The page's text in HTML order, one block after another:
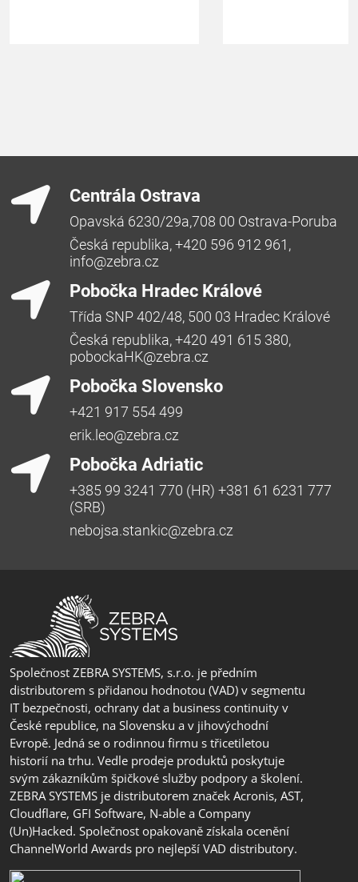
Centrála Ostrava
Opavská 6230/29a,708 00 Ostrava-Poruba
Česká republika, +420 596 912 961,
info@zebra.cz
Pobočka Hradec Králové
Třída SNP 402/48, 500 03 Hradec Králové
Česká republika, +420 491 615 380,
pobockaHK@zebra.cz
Pobočka Slovensko
+421 917 554 499
erik.leo@zebra.cz
Pobočka Adriatic
+385 99 3241 770 (HR) +381 61 6231 777
(SRB)
nebojsa.stankic@zebra.cz
Společnost ZEBRA SYSTEMS, s.r.o. je předním
distributorem s přidanou hodnotou (VAD) v segmentu
IT bezpečnosti, ochrany dat a business continuity v
České republice, na Slovensku a v jihovýchodní
Evropě. Jedná se o rodinnou firmu s třicetiletou
historií na trhu. Vedle prodeje produktů poskytuje
svým zákazníkům špičkové služby podpory a školení.
ZEBRA SYSTEMS je distributorem značek Acronis, AST,
Cloudflare, GFI Software, N-able a Company
(Un)Hacked. Společnost opakovaně získala ocenění
ChannelWorld Awards pro nejlepší VAD distributory.